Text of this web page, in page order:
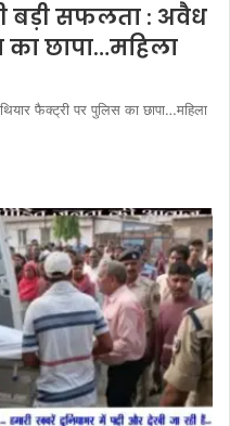
बड़ी सफलता : अवैध
का छापा…महिला
फैक्ट्री पर पुलिस का छापा…महिला